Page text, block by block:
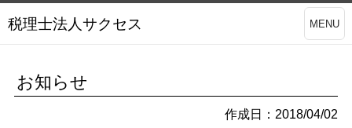
税理士法人サクセス MENU
お知らせ
作成日：2018/04/02